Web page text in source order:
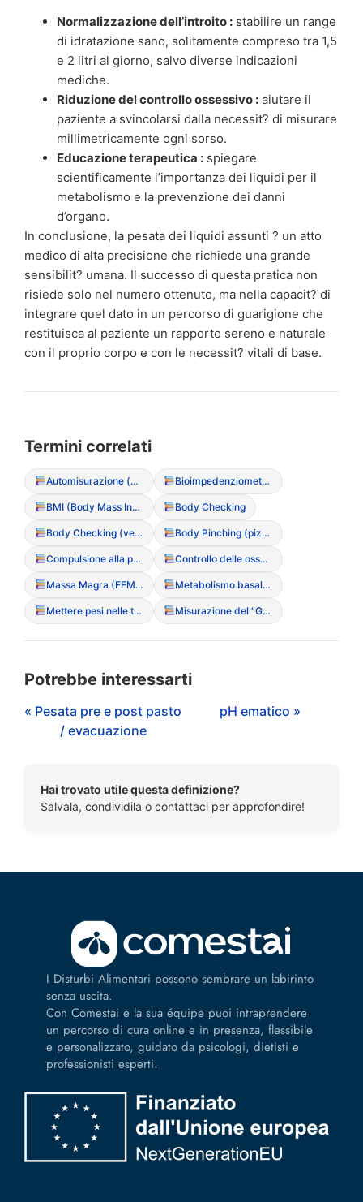
Normalizzazione dell’introito : stabilire un range
di idratazione sano, solitamente compreso tra 1,5
e 2 litri al giorno, salvo diverse indicazioni
mediche.
Riduzione del controllo ossessivo : aiutare il
paziente a svincolarsi dalla necessit? di misurare
millimetricamente ogni sorso.
Educazione terapeutica : spiegare
scientificamente l’importanza dei liquidi per il
metabolismo e la prevenzione dei danni
d’organo.
In conclusione, la pesata dei liquidi assunti ? un atto
medico di alta precisione che richiede una grande
sensibilit? umana. Il successo di questa pratica non
risiede solo nel numero ottenuto, ma nella capacit? di
integrare quel dato in un percorso di guarigione che
restituisca al paziente un rapporto sereno e naturale
con il proprio corpo e con le necessit? vitali di base.
Termini correlati
Automisurazione (circonferenze corporee) Bioimpedenziometria (BIA)
BMI (Body Mass Index – Indice di Massa Corporea) Body Checking
Body Checking (versione Social: postare foto per validazione) Body Pinching (pizzicare la pelle per controllare il grasso)
Compulsione alla pesata (frequenza plurigiornaliera) Controllo delle ossa (toccarsi costantemente clavicole o anche)
Massa Magra (FFM) / Massa Grassa (FM) Metabolismo basale (BMR)
Mettere pesi nelle tasche (per falsare la pesata clinica) Misurazione del “Gap” tra le cosce (Thigh gap)
Potrebbe interessarti
« Pesata pre e post pasto
/ evacuazione
pH ematico »
Hai trovato utile questa definizione?
Salvala, condividila o contattaci per approfondire!
I Disturbi Alimentari possono sembrare un labirinto
senza uscita.
Con Comestai e la sua équipe puoi intraprendere
un percorso di cura online e in presenza, flessibile
e personalizzato, guidato da psicologi, dietisti e
professionisti esperti.